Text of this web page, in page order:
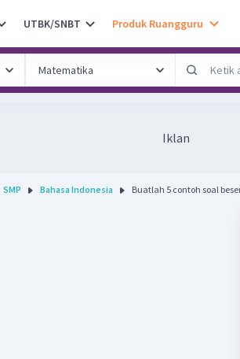
UTBK/SNBT Produk Ruangguru
Iklan
SMP Bahasa Indonesia Buatlah 5 contoh soal